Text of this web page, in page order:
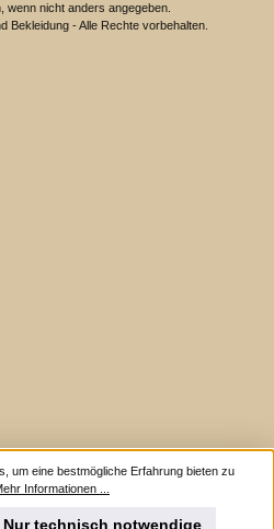
wenn nicht anders angegeben.
Bekleidung - Alle Rechte vorbehalten.
um eine bestmögliche Erfahrung bieten zu
Informationen ...
Nur technisch notwendige